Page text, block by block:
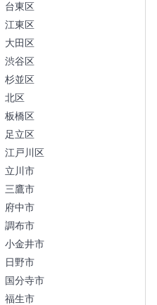
台東区
江東区
大田区
渋谷区
杉並区
北区
板橋区
足立区
江戸川区
立川市
三鷹市
府中市
調布市
小金井市
日野市
国分寺市
福生市